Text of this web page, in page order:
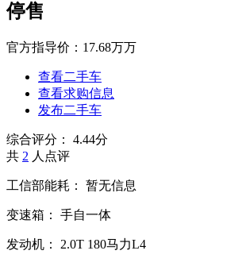
停售
官方指导价： 17.68万万
查看二手车
查看求购信息
发布二手车
综合评分：
4.44分
共 2 人点评
工信部能耗： 暂无信息
变速箱： 手自一体
发动机： 2.0T 180马力L4